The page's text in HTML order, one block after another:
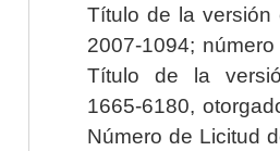
Título de la versión
2007-1094;
Título de la
1665-6180,
Número de Licitud